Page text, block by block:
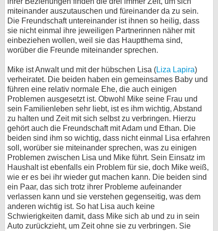
miteinander auszutauschen und füreinander da zu sein.
Die Freundschaft untereinander ist ihnen so heilig, dass
sie nicht einmal ihre jeweiligen Partnerinnen näher mit
einbeziehen wollen, weil sie das Hauptthema sind,
worüber die Freunde miteinander sprechen.
Mike ist Anwalt und mit der hübschen Lisa (Liza Lapira)
verheiratet. Die beiden haben ein gemeinsames Baby und
führen eine relativ normale Ehe, die auch einigen
Problemen ausgesetzt ist. Obwohl Mike seine Frau und
sein Familienleben sehr liebt, ist es ihm wichtig, Abstand
zu halten und Zeit mit sich selbst zu verbringen. Hierzu
gehört auch die Freundschaft mit Adam und Ethan. Die
beiden sind ihm so wichtig, dass nicht einmal Lisa erfahren
soll, worüber sie miteinander sprechen, was zu einigen
Problemen zwischen Lisa und Mike führt. Sein Einsatz im
Haushalt ist ebenfalls ein Problem für sie, doch Mike weiß,
wie er es bei ihr wieder gut machen kann. Die beiden sind
ein Paar, das sich trotz ihrer Probleme aufeinander
verlassen kann und sie verstehen gegenseitig, was dem
anderen wichtig ist. So hat Lisa auch keine
Schwierigkeiten damit, dass Mike sich ab und zu in sein
Auto zurückzieht, um Zeit ohne sie zu verbringen. Sie
Kontakt
Nutzungsbedingungen
Datenschutz
Cookie-Einstellungen
Impressum
Desktop-Ansicht
myFanbase